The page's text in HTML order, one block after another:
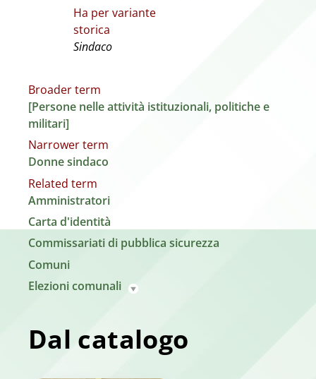
Ha per variante
storica
Sindaco
Broader term
[Persone nelle attività istituzionali, politiche e
militari]
Narrower term
Donne sindaco
Related term
Amministratori
Carta d'identità
Commissariati di pubblica sicurezza
Comuni
Elezioni comunali
Dal catalogo